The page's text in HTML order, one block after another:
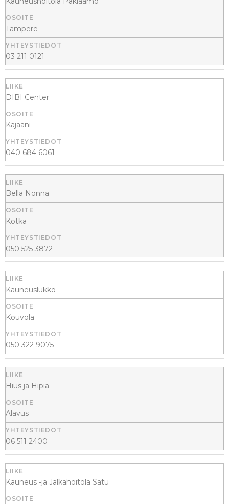
Tampere
03 211 0121
DIBI Center
Kajaani
040 684 6061
Bella Nonna
Kotka
050 525 3872
Kauneuslukko
Kouvola
050 322 9075
Hius ja Hipiä
Alavus
06 511 2400
Kauneus -ja Jalkahoitola Satu